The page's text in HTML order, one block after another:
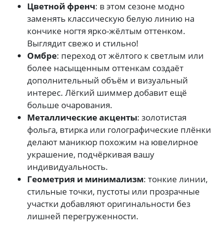
Цветной френч: в этом сезоне модно
заменять классическую белую линию на
кончике ногтя ярко-жёлтым оттенком.
Выглядит свежо и стильно!
Омбре: переход от жёлтого к светлым или
более насыщенным оттенкам создаёт
дополнительный объём и визуальный
интерес. Лёгкий шиммер добавит ещё
больше очарования.
Металлические акценты: золотистая
фольга, втирка или голографические плёнки
делают маникюр похожим на ювелирное
украшение, подчёркивая вашу
индивидуальность.
Геометрия и минимализм: тонкие линии,
стильные точки, пустоты или прозрачные
участки добавляют оригинальности без
лишней перегруженности.